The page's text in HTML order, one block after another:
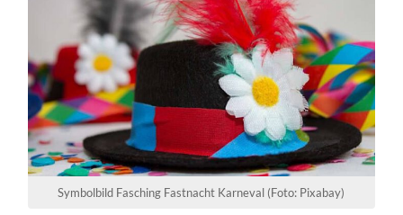
Symbolbild Fasching Fastnacht Karneval (Foto: Pixabay)